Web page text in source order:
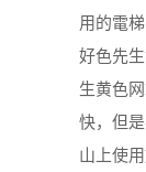
用的電
好色先
生黄色
快，但
山上使